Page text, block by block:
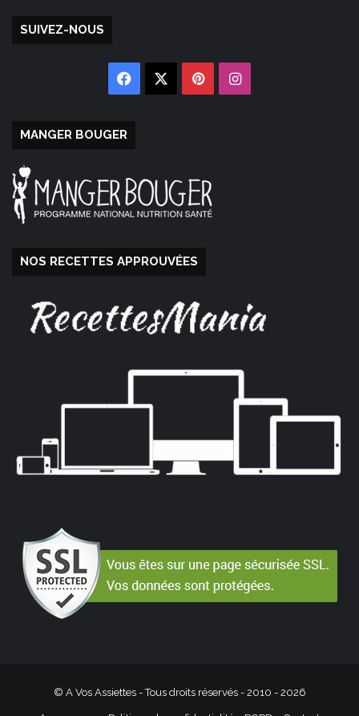
SUIVEZ-NOUS
Facebook PinterestInstagram
MANGER BOUGER
NOS RECETTES APPROUVÉES
© A Vos Assiettes - Tous droits réservés - 2010 - 2026